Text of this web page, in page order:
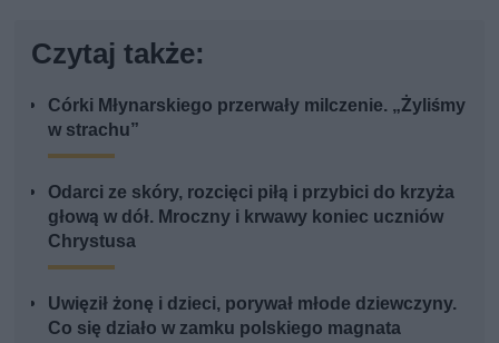
Czytaj także:
Córki Młynarskiego przerwały milczenie. „Żyliśmy
w strachu”
Odarci ze skóry, rozcięci piłą i przybici do krzyża
głową w dół. Mroczny i krwawy koniec uczniów
Chrystusa
Uwięził żonę i dzieci, porywał młode dziewczyny.
Co się działo w zamku polskiego magnata